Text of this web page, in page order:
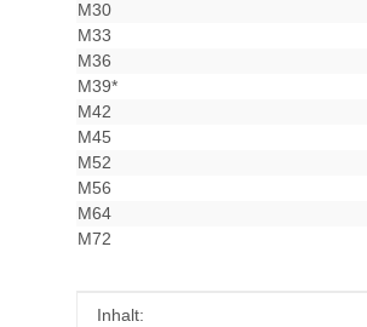
M30
M33
M36
M39*
M42
M45
M52
M56
M64
M72
Produkteigenschaft
Wert
Inhalt: